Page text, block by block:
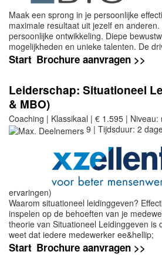
Maak een sprong in je persoonlijke
maximale resultaat uit jezelf en
persoonlijke ontwikkeling. Diepe
mogelijkheden en unieke talenten. De
Start Brochure aanvragen >>
Leiderschap: Situationeel
& MBO)
Coaching | Klassikaal | € 1.595 | Niveau:
9 | Tijdsduur: 2
ervaringen)
Waarom situationeel leidinggeven?
inspelen op de behoeften van je
theorie van Situationeel Leidinggeven is
weet dat iedere medewerker ee&hellip;
Start Brochure aanvragen >>